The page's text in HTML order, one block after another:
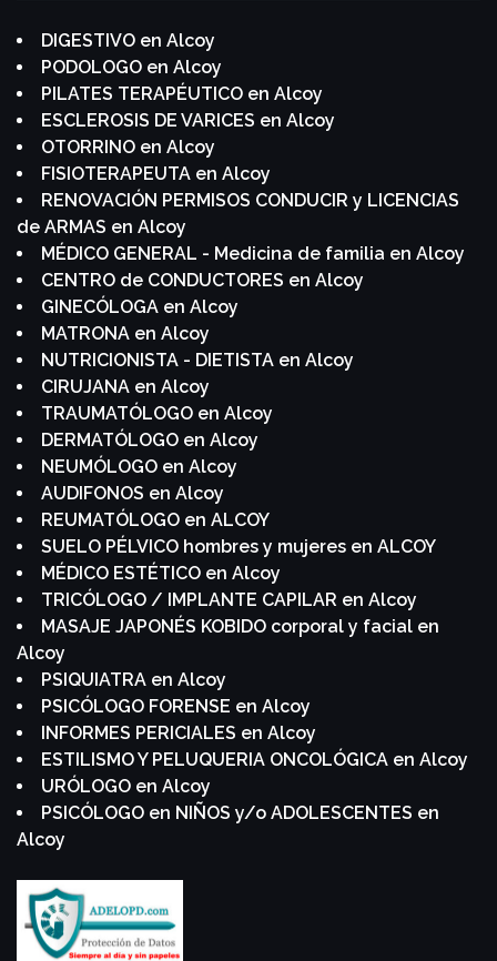
DIGESTIVO en Alcoy
PODOLOGO en Alcoy
PILATES TERAPÉUTICO en Alcoy
ESCLEROSIS DE VARICES en Alcoy
OTORRINO en Alcoy
FISIOTERAPEUTA en Alcoy
RENOVACIÓN PERMISOS CONDUCIR y LICENCIAS
de ARMAS en Alcoy
MÉDICO GENERAL - Medicina de familia en Alcoy
CENTRO de CONDUCTORES en Alcoy
GINECÓLOGA en Alcoy
MATRONA en Alcoy
NUTRICIONISTA - DIETISTA en Alcoy
CIRUJANA en Alcoy
TRAUMATÓLOGO en Alcoy
DERMATÓLOGO en Alcoy
NEUMÓLOGO en Alcoy
AUDIFONOS en Alcoy
REUMATÓLOGO en ALCOY
SUELO PÉLVICO hombres y mujeres en ALCOY
MÉDICO ESTÉTICO en Alcoy
TRICÓLOGO / IMPLANTE CAPILAR en Alcoy
MASAJE JAPONÉS KOBIDO corporal y facial en
Alcoy
PSIQUIATRA en Alcoy
PSICÓLOGO FORENSE en Alcoy
INFORMES PERICIALES en Alcoy
ESTILISMO Y PELUQUERIA ONCOLÓGICA en Alcoy
URÓLOGO en Alcoy
PSICÓLOGO en NIÑOS y/o ADOLESCENTES en
Alcoy